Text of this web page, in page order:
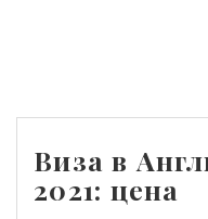
Виза в
2021: цена